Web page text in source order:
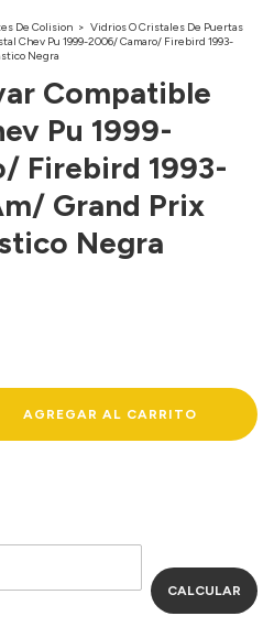
De Colision > Vidrios O Cristales De Puertas
Chev Pu 1999-2006/ Camaro/ Firebird 1993-
Negra
Compatible
Pu 1999-
Firebird 1993-
Grand Prix
Negra
CALCULAR